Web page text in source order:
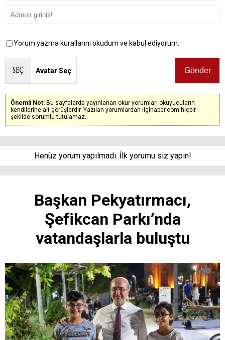
Yorum yazma kurallarını okudum ve kabul ediyorum.
Avatar Seç
Önemli Not: Bu sayfalarda yayınlanan okur yorumları okuyucuların
kendilerine ait görüşlerdir. Yazılan yorumlardan ilgihaber.com hiçbir
şekilde sorumlu tutulamaz.
Henüz yorum yapılmadı. İlk yorumu siz yapın!
Başkan Pekyatırmacı,
Şefikcan Parkı’nda
vatandaşlarla buluştu